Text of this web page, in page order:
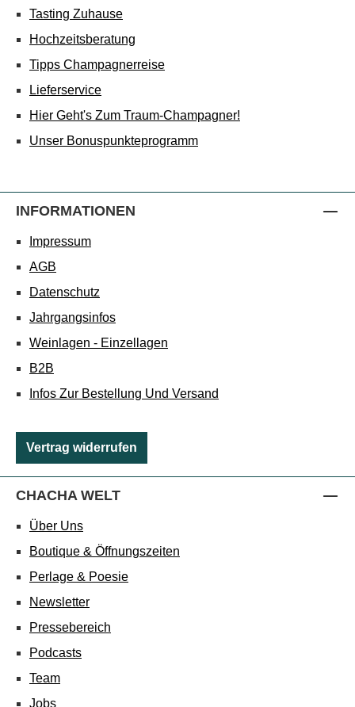
Tasting Zuhause
Hochzeitsberatung
Tipps Champagnerreise
Lieferservice
Hier Geht's Zum Traum-Champagner!
Unser Bonuspunkteprogramm
INFORMATIONEN
Impressum
AGB
Datenschutz
Jahrgangsinfos
Weinlagen - Einzellagen
B2B
Infos Zur Bestellung Und Versand
Vertrag widerrufen
CHACHA WELT
Über Uns
Boutique & Öffnungszeiten
Perlage & Poesie
Newsletter
Pressebereich
Podcasts
Team
Jobs